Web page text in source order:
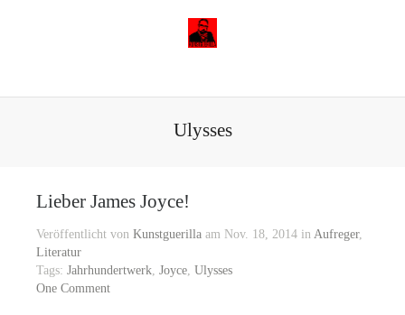
Ulysses
Lieber James Joyce!
Veröffentlicht von Kunstguerillaam Nov. 18, 2014 in Aufreger,
Literatur
Tags: Jahrhundertwerk, Joyce, Ulysses
One Comment